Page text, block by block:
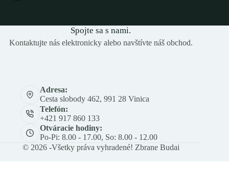
Spojte sa s nami.
Kontaktujte nás elektronicky alebo navštívte náš obchod.
Adresa:
Cesta slobody 462, 991 28 Vinica
Telefón:
+421 917 860 133
Otváracie hodiny:
Po-Pi: 8.00 - 17.00, So: 8.00 - 12.00
© 2026 -Všetky práva vyhradené! Zbrane Budai